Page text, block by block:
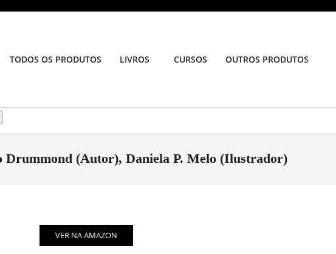
TODOS OS PRODUTOS LIVROS CURSOS OUTROS PRODUTOS
Drummond (Autor), Daniela P. Melo (Ilustrador)
VER NA AMAZON